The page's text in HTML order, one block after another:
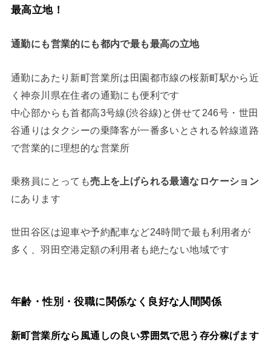
最高立地！
通勤にも営業的にも都内で最も最高の立地
通勤にあたり新町営業所は田園都市線の桜新町駅から近
く神奈川県在住者の通勤にも便利です
中心部からも首都高3号線(渋谷線)と併せて246号・世田
谷通りはタクシーの乗降客が一番多いとされる幹線道路
で営業的に理想的な営業所
乗務員にとっても売上を上げられる最適なロケーション
にあります
世田谷区は迎車や予約配車など24時間で最も利用者が
多く、羽田空港定額の利用者も絶たない地域です
年齢・性別・役職に関係なく良好な人間関係
新町営業所なら風通しの良い雰囲気で思う存分稼げます